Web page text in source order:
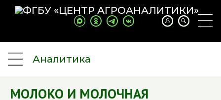
Аналитика
МОЛОКО И МОЛОЧНАЯ